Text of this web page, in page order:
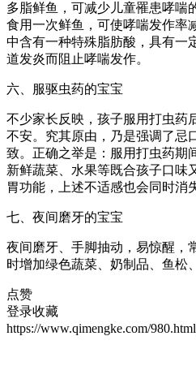
多脂鲜鱼，可减少儿童罹患哮喘
食用一次鲜鱼，可使哮喘发作率
中含有一种特殊脂肪酸，具有一
道发炎而阻止哮喘发作。
六、服驱虫药的宝宝
不少家长反映，孩子服用打虫药
不安。究其原由，乃是强调了忌
致。正确之举是：服用打虫药期
新鲜蔬菜、水果等既合孩子口味
胃功能，上述不适感也会同时消
七、夜间磨牙的宝宝
夜间磨牙、手脚抽动，易惊醒，
时增加绿色蔬菜、奶制品、鱼松
点赞
登录收藏
https://www.qimengke.com/980.html